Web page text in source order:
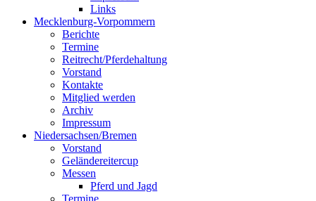
Links
Mecklenburg-Vorpommern
Berichte
Termine
Reitrecht/Pferdehaltung
Vorstand
Kontakte
Mitglied werden
Archiv
Impressum
Niedersachsen/Bremen
Vorstand
Geländereitercup
Messen
Pferd und Jagd
Termine